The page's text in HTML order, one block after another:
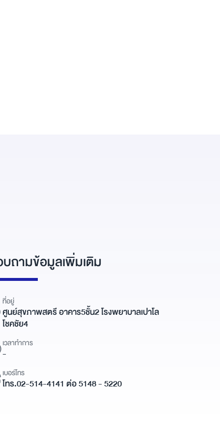
ถามข้อมูลเพิ่มเติม
ที่อยู่
ศูนย์สุขภาพสตรี อาคาร5ชั้น2 โรงพยาบาลเปาโล
โชคชัย4
เวลาทำการ
-
เบอร์โทร
โทร.02-514-4141 ต่อ 5148 - 5220